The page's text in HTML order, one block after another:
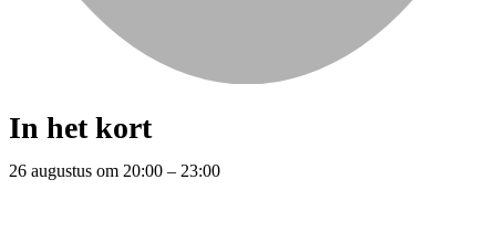
In het kort
26 augustus om 20:00 – 23:00